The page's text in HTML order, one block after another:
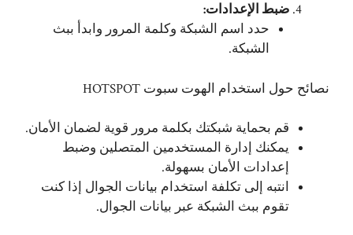
ضبط الإعدادات:
حدد اسم الشبكة وكلمة المرور وابدأ ببث
الشبكة.
نصائح حول استخدام الهوت سبوت HOTSPOT
قم بحماية شبكتك بكلمة مرور قوية لضمان الأمان.
يمكنك إدارة المستخدمين المتصلين وضبط
إعدادات الأمان بسهولة.
انتبه إلى تكلفة استخدام بيانات الجوال إذا كنت
تقوم ببث الشبكة عبر بيانات الجوال.